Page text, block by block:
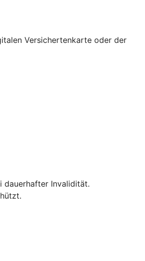
Versichertenkarte oder der
dauerhafter Invalidität.